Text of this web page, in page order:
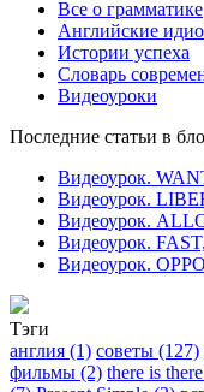
Все о грамматике
Английские
Истории успеха
Словарь
Видеоуроки
Последние статьи в
Видеоурок.
Видеоурок.
Видеоурок.
Видеоурок.
Видеоурок.
Тэги
англия (1) советы (127)
фильмы (2) there is